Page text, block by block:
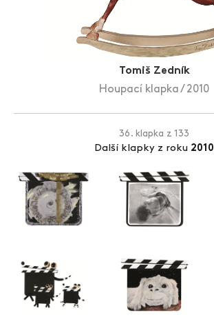
Zlín Film Festival
Tomiš Zedník
Houpací klapka / 2010
36. klapka z 133
Další klapky z roku 2010